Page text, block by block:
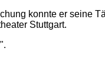
konnte er seine
Stuttgart.